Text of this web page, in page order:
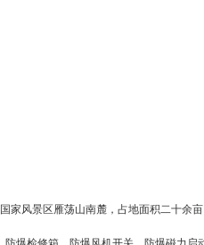
家风景区雁荡山南麓，占地面积二十余